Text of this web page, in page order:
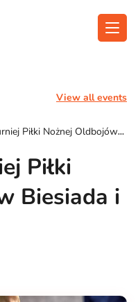
View all events
Piłki Nożnej Oldbojów
Piłki
Biesiada i